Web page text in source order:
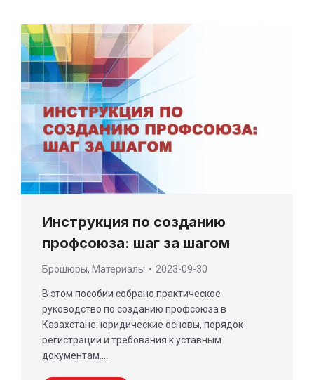
Инструкция по созданию
профсоюза: шаг за шагом
Брошюры, Материалы 2023-09-30
В этом пособии собрано практическое
руководство по созданию профсоюза в
Казахстане: юридические основы, порядок
регистрации и требования к уставным
документам.…